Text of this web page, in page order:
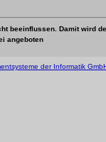
beeinflussen. Damit wird
angeboten
der Informatik